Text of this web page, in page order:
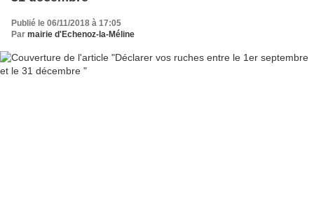
Publié le 06/11/2018 à 17:05
Par mairie d'Echenoz-la-Méline